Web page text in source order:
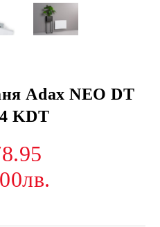
Adax NEO DT
KDT